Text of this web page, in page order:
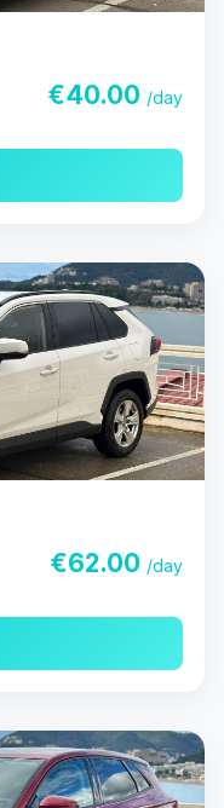
€40.00 /day
€62.00 /day